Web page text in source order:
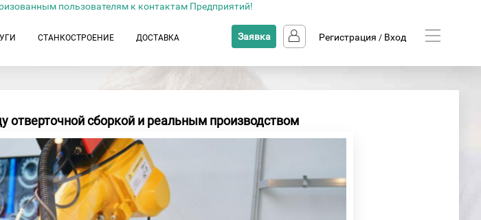
пользователям к контактам Предприятий!
СТАНКОСТРОЕНИЕ ДОСТАВКА Заявка Регистрация / Вход
сборкой и реальным производством